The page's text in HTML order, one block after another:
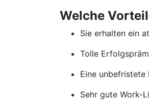
Welche
Sie erhalten ein
Tolle
Eine unbefristete
Sehr gute Work-